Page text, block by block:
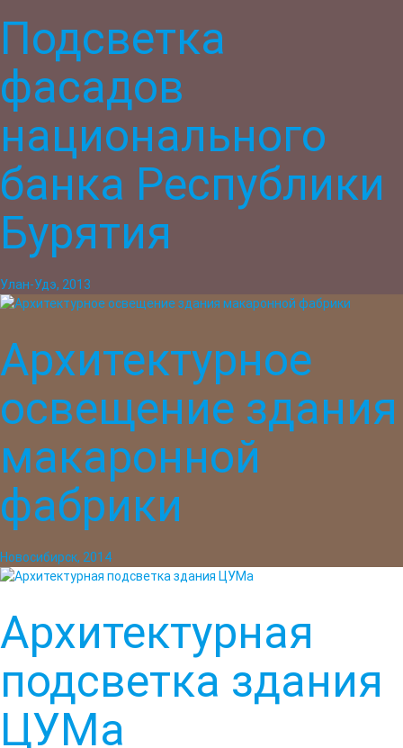
Подсветка
фасадов
национального
банка Республики
Бурятия
Улан-Удэ, 2013
Архитектурное
освещение здания
макаронной
фабрики
Новосибирск, 2014
Архитектурная
подсветка здания
ЦУМа